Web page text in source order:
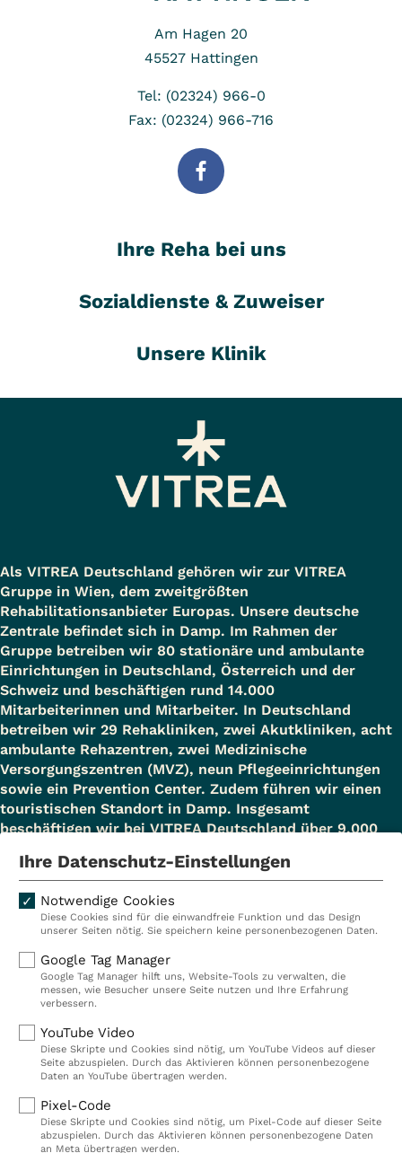
Am Hagen 20
45527 Hattingen
Tel: (02324) 966-0
Fax: (02324) 966-716
Ihre Reha bei uns
Sozialdienste & Zuweiser
Unsere Klinik
Als VITREA Deutschland gehören wir zur VITREA
Gruppe in Wien, dem zweitgrößten
Rehabilitationsanbieter Europas. Unsere deutsche
Zentrale befindet sich in Damp. Im Rahmen der
Gruppe betreiben wir 80 stationäre und ambulante
Einrichtungen in Deutschland, Österreich und der
Schweiz und beschäftigen rund 14.000
Mitarbeiterinnen und Mitarbeiter. In Deutschland
betreiben wir 29 Rehakliniken, zwei Akutkliniken, acht
ambulante Rehazentren, zwei Medizinische
Versorgungszentren (MVZ), neun Pflegeeinrichtungen
sowie ein Prevention Center. Zudem führen wir einen
touristischen Standort in Damp. Insgesamt
beschäftigen wir bei VITREA Deutschland über 9.000
Kliniken
Ambulant
Reha
Prävention
Karriere
VITREA Deutschland
IMPRESSUM
HINWEISGEBERSYSTEM
AUFSICHTSBEHÖRDEN
Ihre Datenschutz-Einstellungen
Notwendige Cookies
Diese Cookies sind für die einwandfreie Funktion und das Design
unserer Seiten nötig. Sie speichern keine personenbezogenen Daten.
Google Tag Manager
Google Tag Manager hilft uns, Website-Tools zu verwalten, die
messen, wie Besucher unsere Seite nutzen und Ihre Erfahrung
verbessern.
YouTube Video
Diese Skripte und Cookies sind nötig, um YouTube Videos auf dieser
Seite abzuspielen. Durch das Aktivieren können personenbezogene
Daten an YouTube übertragen werden.
Pixel-Code
Diese Skripte und Cookies sind nötig, um Pixel-Code auf dieser Seite
abzuspielen. Durch das Aktivieren können personenbezogene Daten
an Meta übertragen werden.